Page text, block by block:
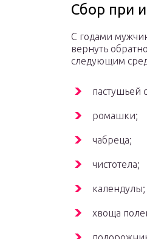
Сбор при
С годами
вернуть
следующим
пастушьей
ромашки;
чабреца;
чистотела;
календулы;
хвоща